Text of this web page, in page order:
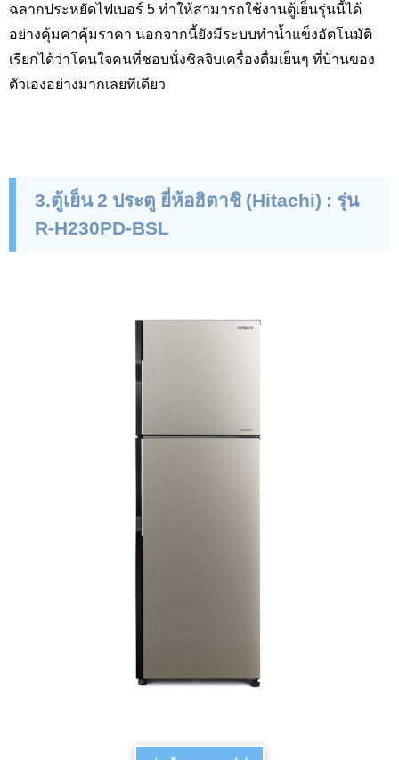
ฉลากประหยัดไฟเบอร์ 5 ทำให้สามารถใช้งานตู้เย็นรุ่นนี้ได้
อย่างคุ้มค่าคุ้มราคา นอกจากนี้ยังมีระบบทำน้ำแข็งอัตโนมัติ
เรียกได้ว่าโดนใจคนที่ชอบนั่งชิลจิบเครื่องดื่มเย็นๆ ที่บ้านของ
ตัวเองอย่างมากเลยทีเดียว
3.ตู้เย็น 2 ประตู ยี่ห้อฮิตาชิ (Hitachi) : รุ่น
R-H230PD-BSL